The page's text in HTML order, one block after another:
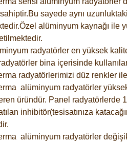
sahiptir.Bu sayede aynı
alüminyum kaynağı ile
radyatörler en yüksek
bina içerisinde
radyatörlerimizi düz renkler
alüminyum radyatörler
üründür. Panel radyatörlerde
inhibitör(tesisatınıza
alüminyum radyatörler